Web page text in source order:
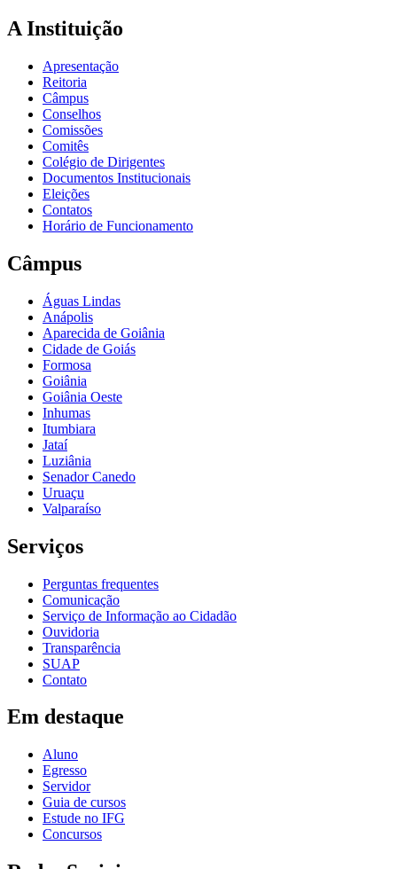
A Instituição
Apresentação
Reitoria
Câmpus
Conselhos
Comissões
Comitês
Colégio de Dirigentes
Documentos Institucionais
Eleições
Contatos
Horário de Funcionamento
Câmpus
Águas Lindas
Anápolis
Aparecida de Goiânia
Cidade de Goiás
Formosa
Goiânia
Goiânia Oeste
Inhumas
Itumbiara
Jataí
Luziânia
Senador Canedo
Uruaçu
Valparaíso
Serviços
Perguntas frequentes
Comunicação
Serviço de Informação ao Cidadão
Ouvidoria
Transparência
SUAP
Contato
Em destaque
Aluno
Egresso
Servidor
Guia de cursos
Estude no IFG
Concursos